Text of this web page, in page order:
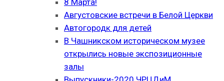
8 Марта!
Августовские встречи в Белой Церкви
Автогородк для детей
В Чашникском историческом музее
открылись новые экспозиционные
залы